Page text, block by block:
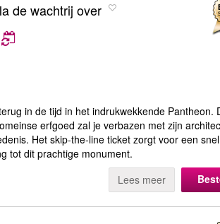
de wachtrij over
in de tijd in het indrukwekkende Pantheon.
erfgoed zal je verbazen met zijn
Het skip-the-line ticket zorgt voor een
tot dit prachtige monument.
Lees meer